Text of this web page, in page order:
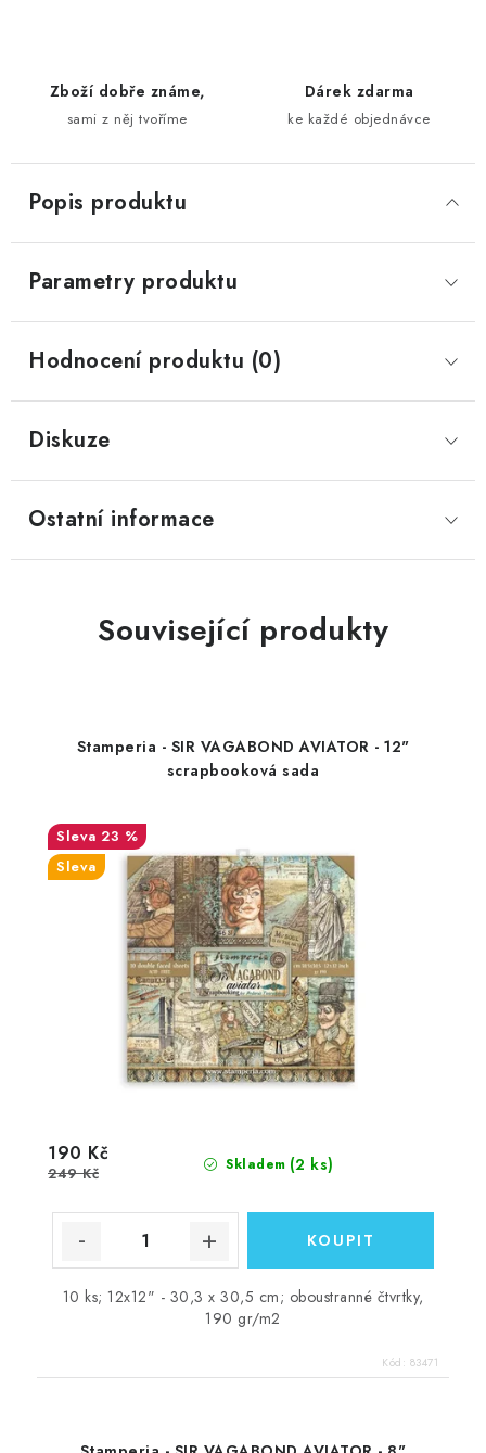
Zboží dobře známe,
sami z něj tvoříme
Dárek zdarma
ke každé objednávce
Popis produktu
Parametry produktu
Hodnocení produktu (0)
Diskuze
Ostatní informace
Související produkty
Stamperia - SIR VAGABOND AVIATOR - 12"
scrapbooková sada
23 %
Sleva
Skladem (2 ks)
190 Kč
249 Kč
10 ks; 12x12" - 30,3 x 30,5 cm; oboustranné čtvrtky,
190 gr/m2
Kód: 83471